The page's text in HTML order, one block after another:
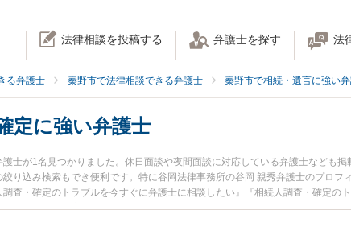
法律相談を投稿する 弁護士を探す 法
る弁護士 秦野市で法律相談できる弁護士 秦野市で相続・遺言に強い
定に強い弁護士
士が1名見つかりました。休日面談や夜間面談に対応している弁護士なども
り込み検索もでき便利です。特に谷岡法律事務所の谷岡 親秀弁護士のプロフ
査・確定のトラブルを今すぐに弁護士に相談したい』『相続人調査・確定の
談できる秦野市内の弁護士に相談予約したい』などでお困りの相談者さんに